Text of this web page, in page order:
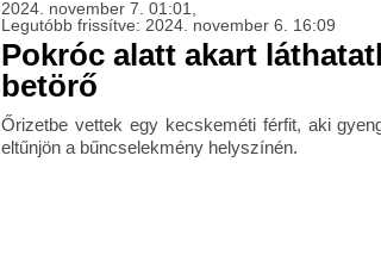
2024. november 7. 01:01,
Legutóbb frissítve: 2024. november 6. 16:09
Pokróc alatt akart
betörő
Őrizetbe vettek egy kecskeméti férfit, aki
eltűnjön a bűncselekmény helyszínén.